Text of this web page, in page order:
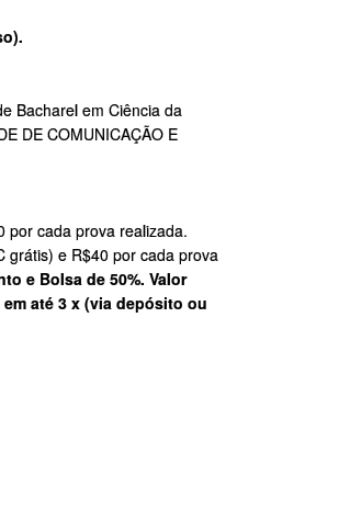
Bacharel em Ciência da
DE COMUNICAÇÃO E
por cada prova realizada.
grátis) e R$40 por cada prova
e Bolsa de 50%. Valor
até 3 x (via depósito ou